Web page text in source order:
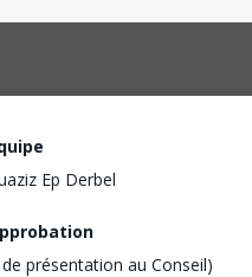
Ep Derbel
présentation au Conseil)